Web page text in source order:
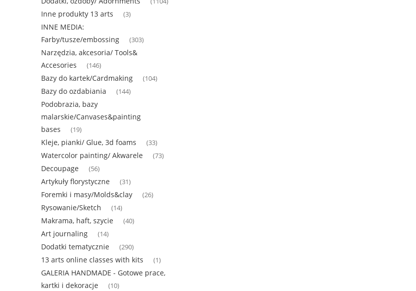
Inne produkty 13 arts (3)
INNE MEDIA:
Farby/tusze/embossing
(303)
Narzędzia, akcesoria/ Tools&
Accesories
(146)
Bazy do kartek/Cardmaking (104)
Bazy do ozdabiania (144)
Podobrazia, bazy
malarskie/Canvases&painting
bases
(19)
Kleje, pianki/ Glue, 3d foams (33)
Watercolor painting/ Akwarele (73)
Decoupage (56)
Artykuły florystyczne (31)
Foremki i masy/Molds&clay (26)
Rysowanie/Sketch (14)
Makrama, haft, szycie (40)
Art journaling (14)
Dodatki tematycznie (290)
13 arts online classes with kits (1)
GALERIA HANDMADE - Gotowe prace,
kartki i dekoracje
(10)